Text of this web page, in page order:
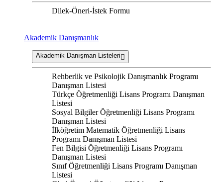
Dilek-Öneri-İstek Formu
Akademik Danışmanlık
Akademik Danışman Listeleri
Rehberlik ve Psikolojik Danışmanlık Programı
Danışman Listesi
Türkçe Öğretmenliği Lisans Programı Danışman
Listesi
Sosyal Bilgiler Öğretmenliği Lisans Programı
Danışman Listesi
İlköğretim Matematik Öğretmenliği Lisans
Programı Danışman Listesi
Fen Bilgisi Öğretmenliği Lisans Programı
Danışman Listesi
Sınıf Öğretmenliği Lisans Programı Danışman
Listesi